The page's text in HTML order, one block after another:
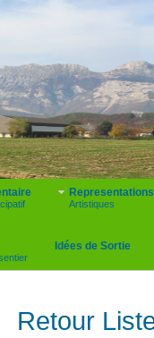
Representations
Artistiques
Idées de Sortie
Retour